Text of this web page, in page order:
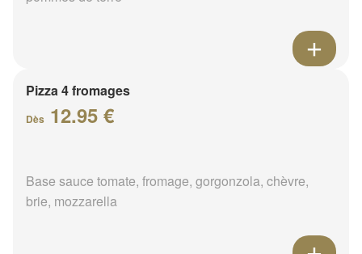
Pizza 4 fromages
Dès 12.95 €
Base sauce tomate, fromage, gorgonzola, chèvre,
brie, mozzarella